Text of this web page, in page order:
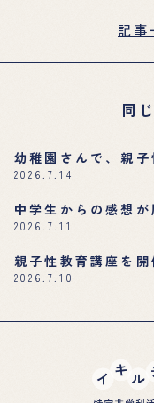
記事
同
幼稚園さんで、親
2026.7.14
中学生からの感想が
2026.7.11
親子性教育講座を開
2026.7.10